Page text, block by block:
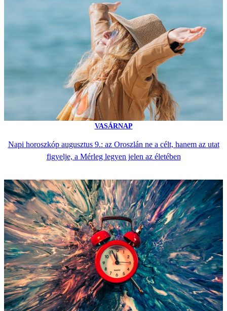
VASÁRNAP
Napi horoszkóp augusztus 9.: az Oroszlán ne a célt, hanem az utat
figyelje, a Mérleg legyen jelen az életében